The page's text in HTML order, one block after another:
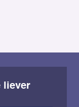
liever